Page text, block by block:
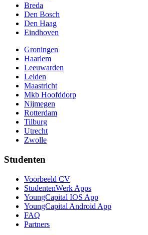
Breda
Den Bosch
Den Haag
Eindhoven
Groningen
Haarlem
Leeuwarden
Leiden
Maastricht
Mkb Hoofddorp
Nijmegen
Rotterdam
Tilburg
Utrecht
Zwolle
Studenten
Voorbeeld CV
StudentenWerk Apps
YoungCapital IOS App
YoungCapital Android App
FAQ
Partners